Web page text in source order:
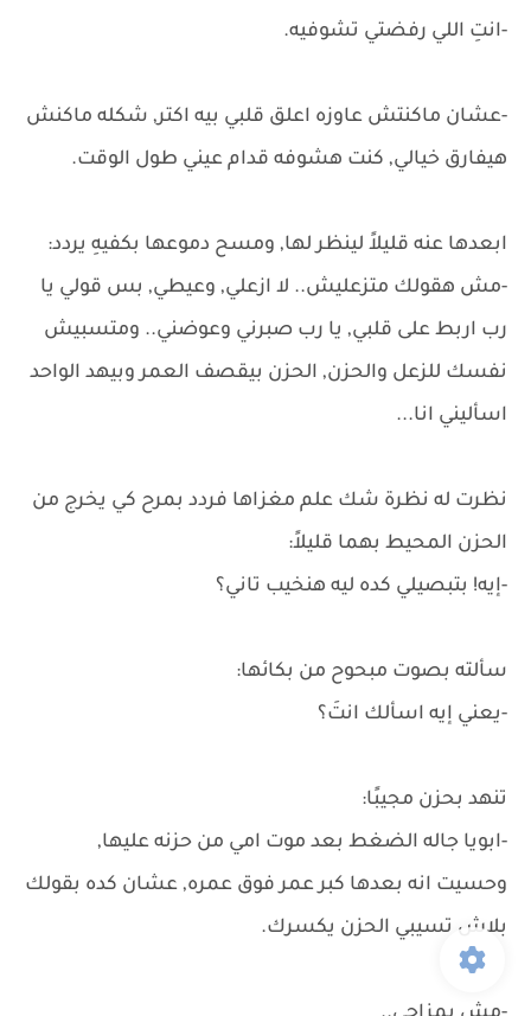
-انتِ اللي رفضتي تشوفيه.
-عشان ماكنتش عاوزه اعلق قلبي بيه اكتر, شكله ماكنش
هيفارق خيالي, كنت هشوفه قدام عيني طول الوقت.
ابعدها عنه قليلاً لينظر لها, ومسح دموعها بكفيهِ يردد:
-مش هقولك متزعليش.. لا ازعلي, وعيطي, بس قولي يا
رب اربط على قلبي, يا رب صبرني وعوضني.. ومتسبيش
نفسك للزعل والحزن, الحزن بيقصف العمر وبيهد الواحد
اسأليني انا...
نظرت له نظرة شك علم مغزاها فردد بمرح كي يخرج من
الحزن المحيط بهما قليلاً:
-إيه! بتبصيلي كده ليه هنخيب تاني؟
سألته بصوت مبحوح من بكائها:
-يعني إيه اسألك انتَ؟
تنهد بحزن مجيبًا:
-ابويا جاله الضغط بعد موت امي من حزنه عليها,
وحسيت انه بعدها كبر عمر فوق عمره, عشان كده بقولك
بلاش تسيبي الحزن يكسرك.